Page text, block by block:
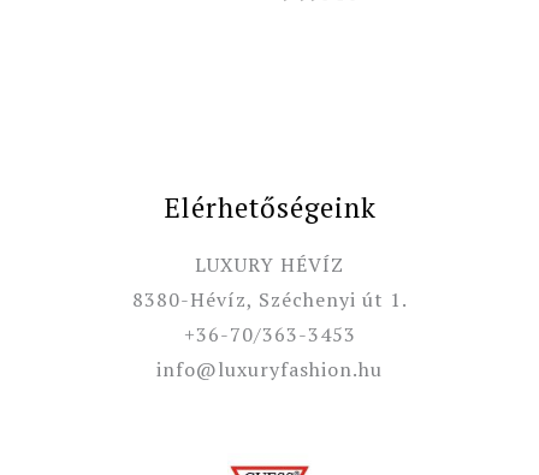
Elérhetőségeink
LUXURY HÉVÍZ
8380-Hévíz, Széchenyi út 1.
+36-70/363-3453
info@luxuryfashion.hu